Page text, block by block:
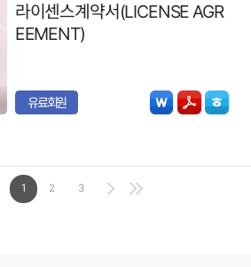
라이센스계약서(LICENSE AGR
EEMENT)
유료회원
1 2 3